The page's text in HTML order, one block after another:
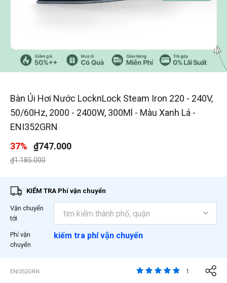
/6
Bàn Ủi Hơi Nước LocknLock Steam Iron 220 - 240V,
50/60Hz, 2000 - 2400W, 300Ml - Màu Xanh Lá -
ENI352GRN
37%
₫747.000
Giá giảm xuống từ
₫1.185.000đến
KIỂM TRA Phí vận chuyển
Vận chuyển
tới
Phí vận
chuyển
kiểm tra phí vận chuyển
ENI352GRN 4,6 trên đánh giá của
1